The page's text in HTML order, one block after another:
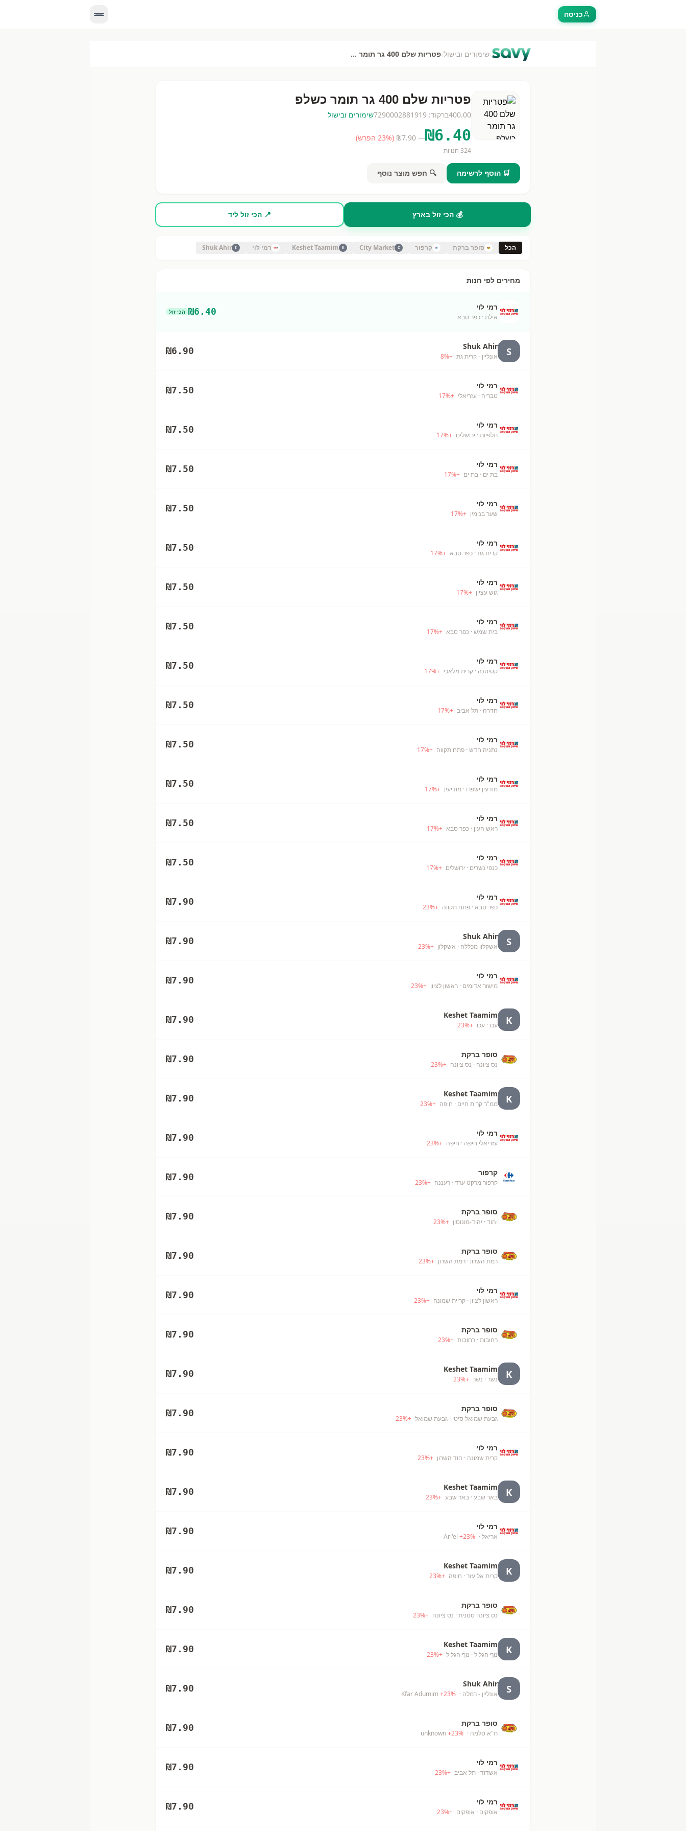
כניסה
›שימורים ובישול› פטריות שלם 400 גר תומר כשלפ
פטריות שלם 400 גר תומר כשלפ
400.00ברקוד: 7290002881919שימורים ובישול
₪6.40
— ₪
7.90
(
23% הפרש)
324 חנויות
🛒 הוסף לרשימה 🔍 חפש מוצר נוסף
💰 הכי זול בארץ 📍 הכי זול ליד
הכל סופר ברקת קרפור C
City Market
K
Keshet Taamim רמי לוי S
Shuk Ahir
מחירים לפי חנות
רמי לוי
אילת · כפר סבא
₪6.40 הכי זול
S
Shuk Ahir
אונליין - קרית גת +
8%
₪6.90
רמי לוי
טבריה · עזריאלי +
17%
₪7.50
רמי לוי
תלפיות · ירושלים +
17%
₪7.50
רמי לוי
בת ים · בת ים +
17%
₪7.50
רמי לוי
שער בנימין +
17%
₪7.50
רמי לוי
קרית גת · כפר סבא +
17%
₪7.50
רמי לוי
גוש עציון +
17%
₪7.50
רמי לוי
בית שמש · כפר סבא +
17%
₪7.50
רמי לוי
קסיטנה · קרית מלאכי +
17%
₪7.50
רמי לוי
חדרה · תל אביב +
17%
₪7.50
רמי לוי
נתניה חדש · פתח תקווה +
17%
₪7.50
רמי לוי
מודעין ישפרו · מודיעין +
17%
₪7.50
רמי לוי
ראש העין · כפר סבא +
17%
₪7.50
רמי לוי
כנפי נשרים · ירושלים +
17%
₪7.50
רמי לוי
כפר סבא · פתח תקווה +
23%
₪7.90
S
Shuk Ahir
אשקלון מכללה · אשקלון +
23%
₪7.90
רמי לוי
מישור אדומים · ראשון לציון +
23%
₪7.90
K
Keshet Taamim
עכו · עכו +
23%
₪7.90
סופר ברקת
נס ציונה · נס ציונה +
23%
₪7.90
K
Keshet Taamim
ממ"ר קרית חיים · חיפה +
23%
₪7.90
רמי לוי
עזריאלי חיפה · חיפה +
23%
₪7.90
קרפור
קרפור מרקט ערד · רעננה +
23%
₪7.90
סופר ברקת
יהוד · יהוד-מונוסון +
23%
₪7.90
סופר ברקת
רמת השרון · רמת השרון +
23%
₪7.90
רמי לוי
ראשון לציון · קריית שמונה +
23%
₪7.90
סופר ברקת
רחובות · רחובות +
23%
₪7.90
K
Keshet Taamim
נשר · נשר +
23%
₪7.90
סופר ברקת
גבעת שמואל סיטי · גבעת שמואל +
23%
₪7.90
רמי לוי
קרית שמונה · הוד השרון +
23%
₪7.90
K
Keshet Taamim
באר שבע · באר שבע +
23%
₪7.90
רמי לוי
אריאל · Ari'el
+23%
₪7.90
K
Keshet Taamim
קרית אליעזר · חיפה +
23%
₪7.90
סופר ברקת
נס ציונה סנונית · נס ציונה +
23%
₪7.90
K
Keshet Taamim
נוף הגליל · נוף הגליל +
23%
₪7.90
S
Shuk Ahir
אונליין - רמלה · Kfar Adumim
+23%
₪7.90
סופר ברקת
ת"א סלמה · unknown
+23%
₪7.90
רמי לוי
אשדוד · תל אביב +
23%
₪7.90
רמי לוי
אופקים · אופקים +
23%
₪7.90